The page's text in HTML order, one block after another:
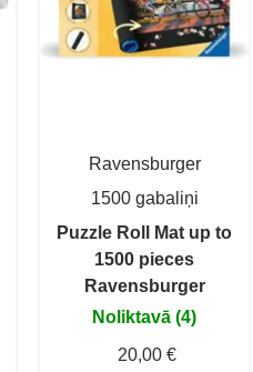
Ravensburger
1500 gabaliņi
Puzzle Roll Mat up to
1500 pieces
Ravensburger
Noliktavā (4)
20,00 €